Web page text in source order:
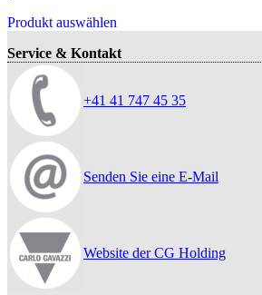
Produkt auswählen
Service & Kontakt
+41 41 747 45 35
Senden Sie eine E-Mail
Website der CG Holding